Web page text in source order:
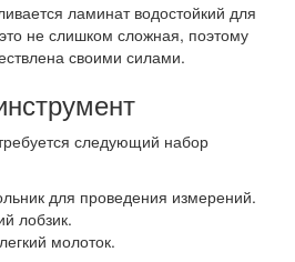
ламинат водостойкий для
не слишком сложная, поэтому
своими силами.
следующий набор
для проведения измерений.
лобзик.
молоток.